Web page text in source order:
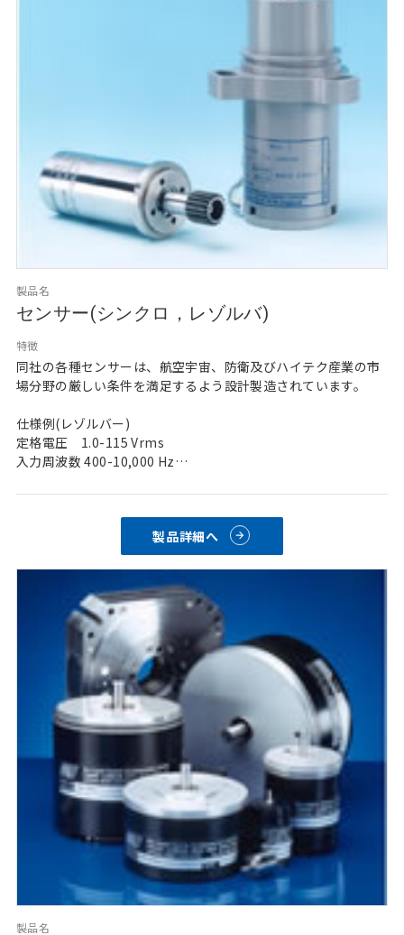
製品名
センサー(シンクロ，レゾルバ)
特徴
同社の各種センサーは、航空宇宙、防衛及びハイテク産業の市
場分野の厳しい条件を満足するよう設計製造されています。
仕様例(レゾルバー)
定格電圧　1.0-115 Vrms
入力周波数 400-10,000 Hz
電気的誤差　±3.0±15.0 Mins of arc
最大巻取温度　240℃
その他製品の資料は下記のカタログURLより
ご確認ください。
航空機エンジン燃料制御機器、
エンジンFADECシステム、航空機飛行制御機器など
製品名
製品詳細へ